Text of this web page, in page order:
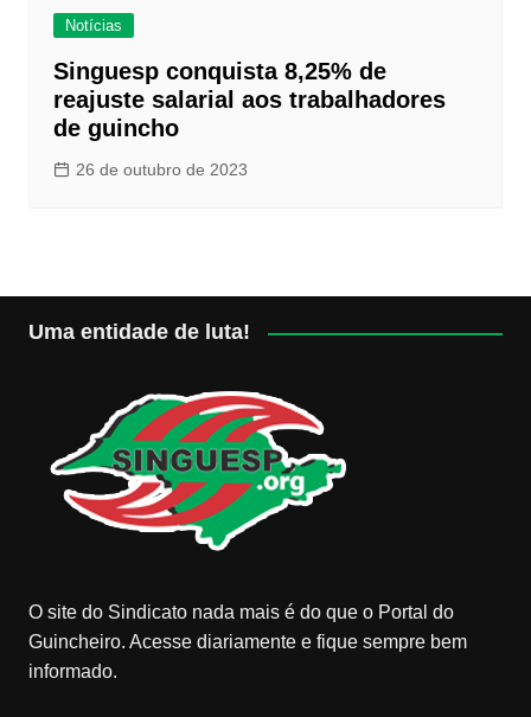
Notícias
Singuesp conquista 8,25% de
reajuste salarial aos trabalhadores
de guincho
26 de outubro de 2023
Uma entidade de luta!
O site do Sindicato nada mais é do que o Portal do
Guincheiro. Acesse diariamente e fique sempre bem
informado.